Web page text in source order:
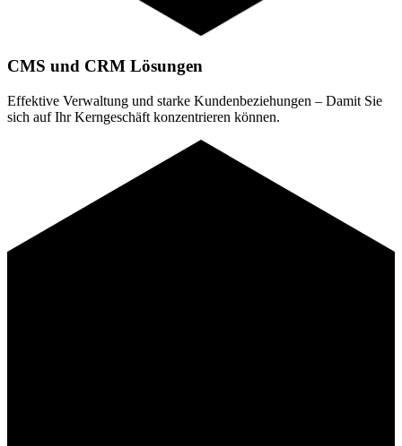
CMS und CRM Lösungen
Effektive Verwaltung und starke Kundenbeziehungen – Damit Sie
sich auf Ihr Kerngeschäft konzentrieren können.